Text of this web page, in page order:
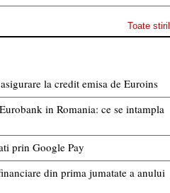
Toate
la credit emisa de Euroins
in Romania: ce se intampla
prin Google Pay
din prima jumatate a anului